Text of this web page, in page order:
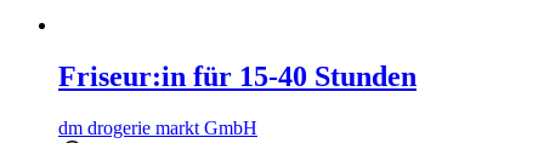
Friseur:in für 15-40 Stunden
dm drogerie markt GmbH